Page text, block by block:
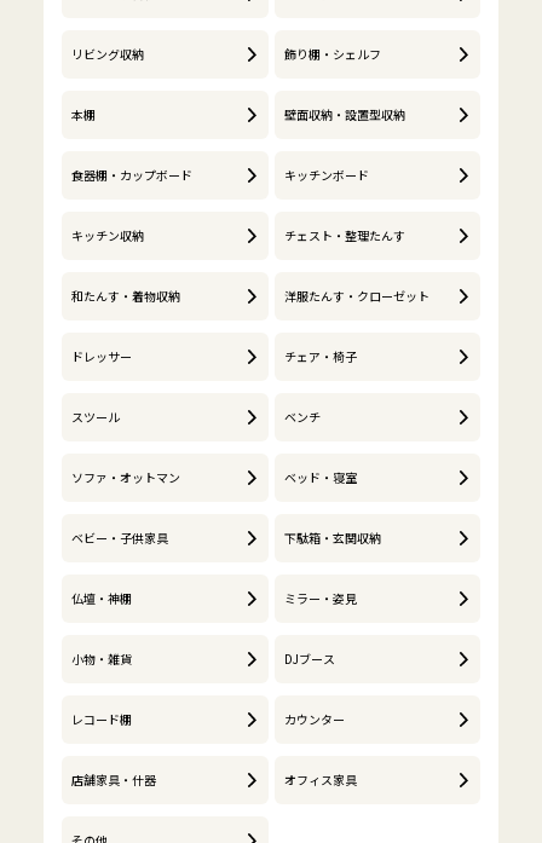
リビング収納 飾り棚・シェルフ
本棚 壁面収納・設置型収納
食器棚・カップボード キッチンボード
キッチン収納 チェスト・整理たんす
和たんす・着物収納 洋服たんす・クローゼット
ドレッサー チェア・椅子
スツール ベンチ
ソファ・オットマン ベッド・寝室
ベビー・子供家具 下駄箱・玄関収納
仏壇・神棚 ミラー・姿見
小物・雑貨 DJブース
レコード棚 カウンター
店舗家具・什器 オフィス家具